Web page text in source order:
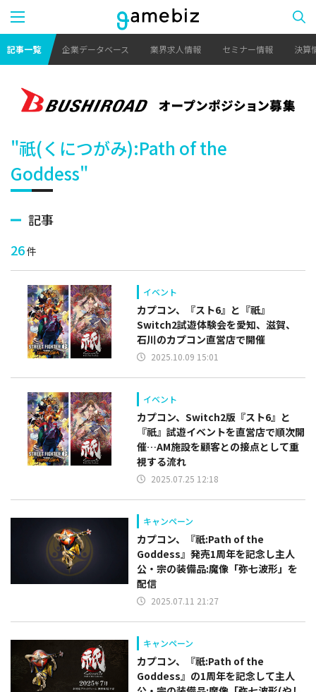
記事一覧 企業データベース 業界求人情報 セミナー情報 決算
"祇(くにつがみ):Path of the
Goddess"
記事
26件
イベント
カプコン、『スト6』と『祇』
Switch2試遊体験会を愛知、滋賀、
石川のカプコン直営店で開催
2025.10.09 15:01
イベント
カプコン、Switch2版『スト6』と
『祇』試遊イベントを直営店で順次開
催…AM施設を顧客との接点として重
視する流れ
2025.07.25 12:18
キャンペーン
カプコン、『祇:Path of the
Goddess』発売1周年を記念し主人
公・宗の装備品:魔像「弥七波形」を
配信
2025.07.11 21:27
キャンペーン
カプコン、『祇:Path of the
Goddess』の1周年を記念して主人